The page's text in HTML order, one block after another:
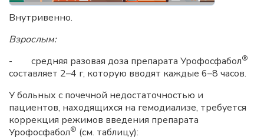
Внутривенно.
Взрослым:
- средняя разовая доза препарата Урофосфабол®
составляет 2–4 г, которую вводят каждые 6–8 часов.
У больных с почечной недостаточностью и
пациентов, находящихся на гемодиализе, требуется
коррекция режимов введения препарата
Урофосфабол® (см. таблицу):